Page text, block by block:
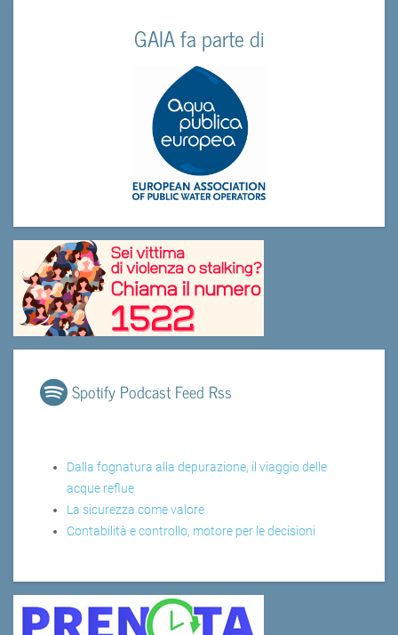
GAIA fa parte di
Spotify Podcast Feed Rss
Dalla fognatura alla depurazione, il viaggio delle
acque reflue
La sicurezza come valore
Contabilità e controllo, motore per le decisioni